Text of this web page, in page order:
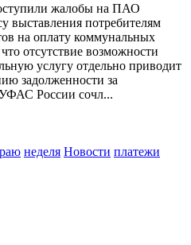
жалобы на ПАО
выставления потребителям
на оплату коммунальных
отсутствие возможности
услугу отдельно приводит
задолженности за
России сочл...
неделя Новости платежи